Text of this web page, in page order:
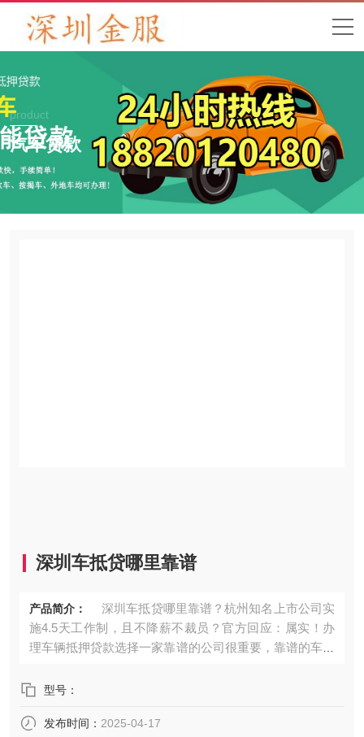
product
汽车贷款
深圳车抵贷哪里靠谱
产品简介：
深圳车抵贷哪里靠谱？杭州知名上市公司实
施4.5天工作制，且不降薪不裁员？官方回应：属实！办
理车辆抵押贷款选择一家靠谱的公司很重要，靠谱的车抵
多费用。那么，车抵贷公司哪家靠谱？ 关于车抵贷公
策划公司的管理，他们公司之前也有同事找我做过押车借
型号：
发布时间： 2025-04-17